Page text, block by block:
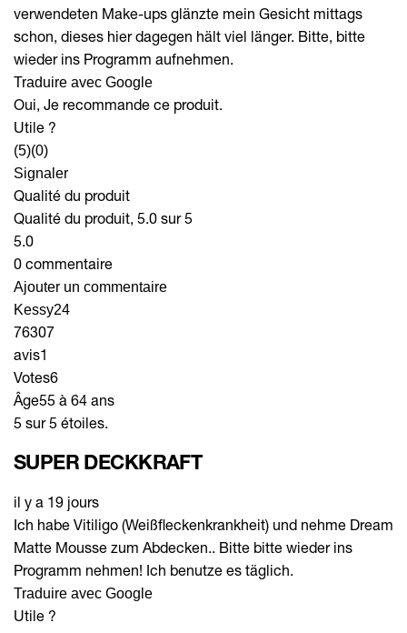
verwendeten Make-ups glänzte mein Gesicht mittags
schon, dieses hier dagegen hält viel länger. Bitte, bitte
wieder ins Programm aufnehmen.
Traduire avec Google
Oui, Je recommande ce produit.
Utile ?
(5)(0)
Signaler
Qualité du produit
Qualité du produit, 5.0 sur 5
5.0
0 commentaire
Ajouter un commentaire
Kessy24
76307
avis1
Votes6
Âge55 à 64 ans
5 sur 5 étoiles.
SUPER DECKKRAFT
il y a 19 jours
Ich habe Vitiligo (Weißfleckenkrankheit) und nehme Dream
Matte Mousse zum Abdecken.. Bitte bitte wieder ins
Programm nehmen! Ich benutze es täglich.
Traduire avec Google
Utile ?